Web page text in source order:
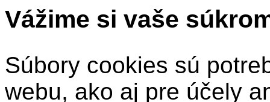
Vážime si vaše
Súbory cookies sú
webu, ako aj pre účely